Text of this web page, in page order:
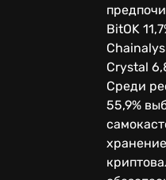
BitOK
Crystal
Среди
55,9%
хранение